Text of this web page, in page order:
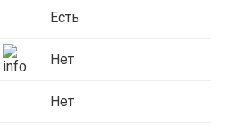
Есть
Нет
Нет